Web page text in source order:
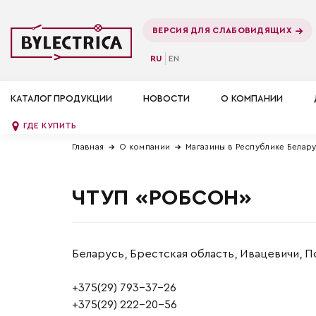
ВЕРСИЯ ДЛЯ СЛАБОВИДЯЩИХ
RU EN
КАТАЛОГ ПРОДУКЦИИ НОВОСТИ О КОМПАНИИ
ГДЕ КУПИТЬ
Главная О компании Магазины в Республике
ЧТУП «РОБСОН»
Беларусь, Брестская область, Ивацевичи,
+375(29) 793-37-26
+375(29) 222-20-56